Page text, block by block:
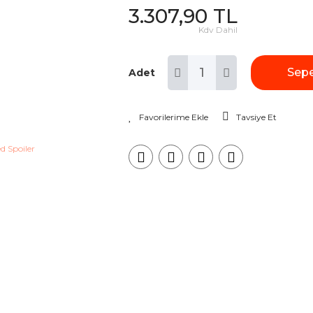
3.307,90 TL
Kdv Dahil
Adet
Tavsiye Et